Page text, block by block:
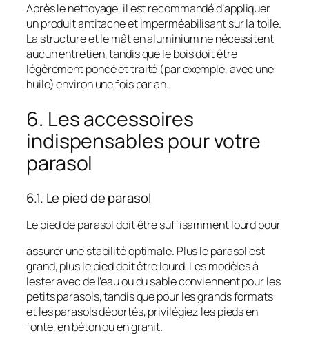
Après le nettoyage, il est recommandé d’appliquer
un produit antitache et imperméabilisant sur la toile.
La structure et le mât en aluminium ne nécessitent
aucun entretien, tandis que le bois doit être
légèrement poncé et traité (par exemple, avec une
huile) environ une fois par an.
6. Les accessoires
indispensables pour votre
parasol
6.1. Le pied de parasol
Le pied de parasol doit être suffisamment lourd pour
assurer une stabilité optimale. Plus le parasol est
grand, plus le pied doit être lourd. Les modèles à
lester avec de l’eau ou du sable conviennent pour les
petits parasols, tandis que pour les grands formats
et les parasols déportés, privilégiez les pieds en
fonte, en béton ou en granit.